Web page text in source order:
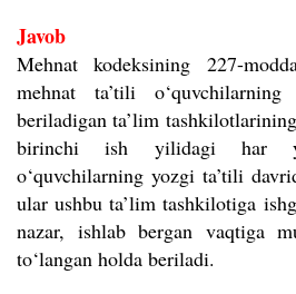
Javob
Mehnat kodeksining 227-
mehnat ta’tili
beriladigan ta’lim
birinchi ish yilidagi har
o‘quvchilarning yozgi ta’tili
ular ushbu ta’lim tashkilotiga
nazar, ishlab bergan vaqtiga
to‘langan holda beriladi.